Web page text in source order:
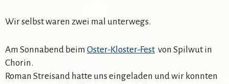
Wir selbst waren zwei mal unterwegs.
Am Sonnabend beim Oster-Kloster-Fest von Spilwut in
Chorin.
Roman Streisand hatte uns eingeladen und wir konnten